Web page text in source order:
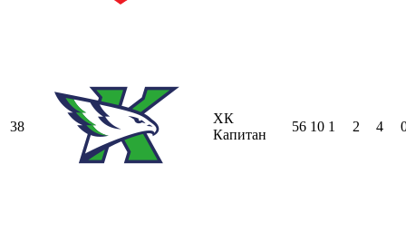
38
ХК
Капитан
56 10 1 2 4